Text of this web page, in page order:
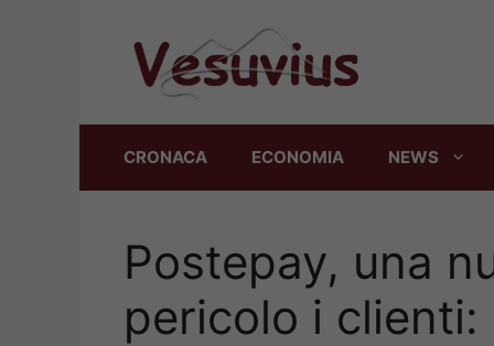
CRONACA ECONOMIA NEWS
Postepay, una
pericolo i